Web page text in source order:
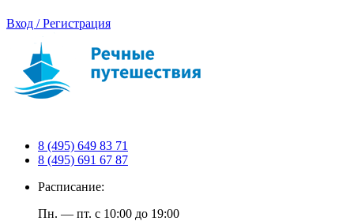
Вход / Регистрация
8 (495) 649 83 71
8 (495) 691 67 87
Расписание:
Пн. — пт. с 10:00 до 19:00